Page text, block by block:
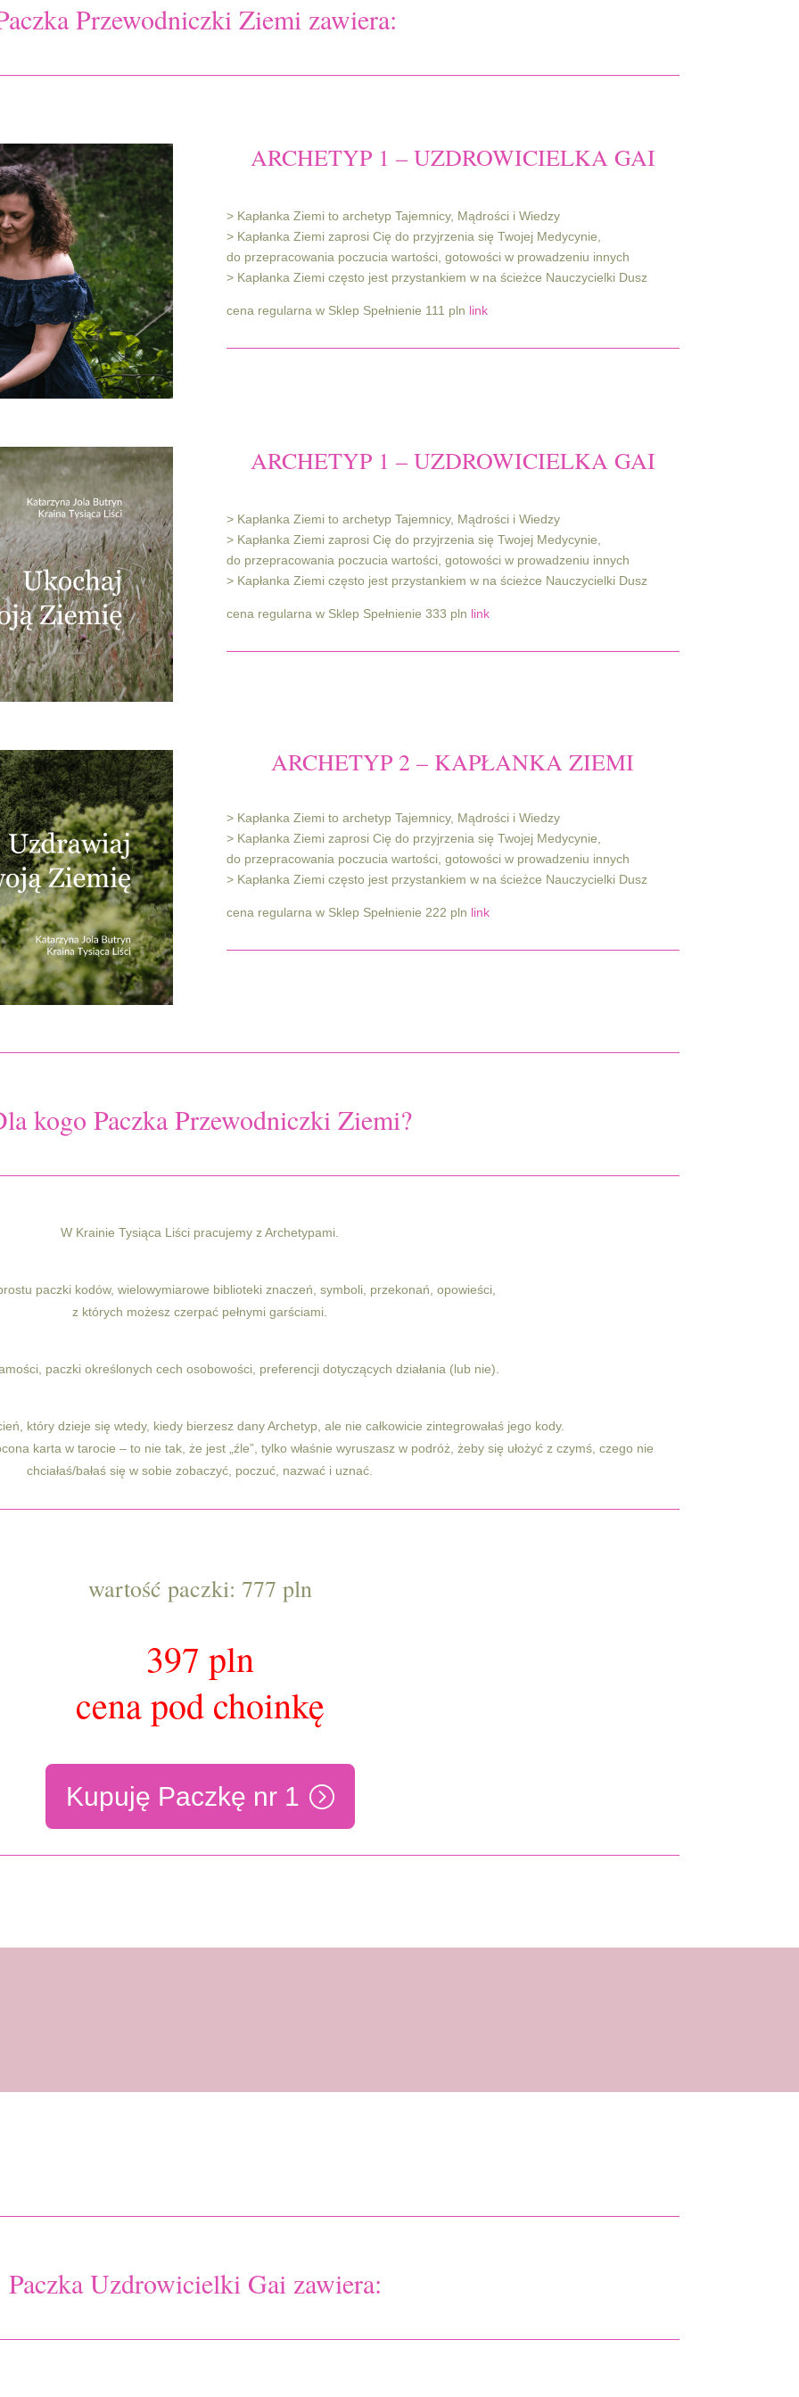
Przewodniczki Ziemi zawiera:
ARCHETYP 1 – UZDROWICIELKA GAI
> Kapłanka Ziemi to archetyp Tajemnicy, Mądrości i Wiedzy
> Kapłanka Ziemi zaprosi Cię do przyjrzenia się Twojej Medycynie,
do przepracowania poczucia wartości, gotowości w prowadzeniu innych
> Kapłanka Ziemi często jest przystankiem w na ścieżce Nauczycielki Dusz
cena regularna w Sklep Spełnienie 111 pln link
ARCHETYP 1 – UZDROWICIELKA GAI
> Kapłanka Ziemi to archetyp Tajemnicy, Mądrości i Wiedzy
> Kapłanka Ziemi zaprosi Cię do przyjrzenia się Twojej Medycynie,
do przepracowania poczucia wartości, gotowości w prowadzeniu innych
> Kapłanka Ziemi często jest przystankiem w na ścieżce Nauczycielki Dusz
cena regularna w Sklep Spełnienie 333 pln link
ARCHETYP 2 – KAPŁANKA ZIEMI
> Kapłanka Ziemi to archetyp Tajemnicy, Mądrości i Wiedzy
> Kapłanka Ziemi zaprosi Cię do przyjrzenia się Twojej Medycynie,
do przepracowania poczucia wartości, gotowości w prowadzeniu innych
> Kapłanka Ziemi często jest przystankiem w na ścieżce Nauczycielki Dusz
cena regularna w Sklep Spełnienie 222 pln link
kogo Paczka Przewodniczki Ziemi?
W Krainie Tysiąca Liści pracujemy z Archetypami.
paczki kodów, wielowymiarowe biblioteki znaczeń, symboli, przekonań, opowieści,
z których możesz czerpać pełnymi garściami.
paczki określonych cech osobowości, preferencji dotyczących działania (lub nie).
który dzieje się wtedy, kiedy bierzesz dany Archetyp, ale nie całkowicie zintegrowałaś jego kody.
karta w tarocie – to nie tak, że jest „źle”, tylko właśnie wyruszasz w podróż, żeby się ułożyć z czymś, czego nie
chciałaś/bałaś się w sobie zobaczyć, poczuć, nazwać i uznać.
wartość paczki: 777 pln
397 pln
cena pod choinkę
Kupuję Paczkę nr 1
Paczka Uzdrowicielki Gai zawiera: